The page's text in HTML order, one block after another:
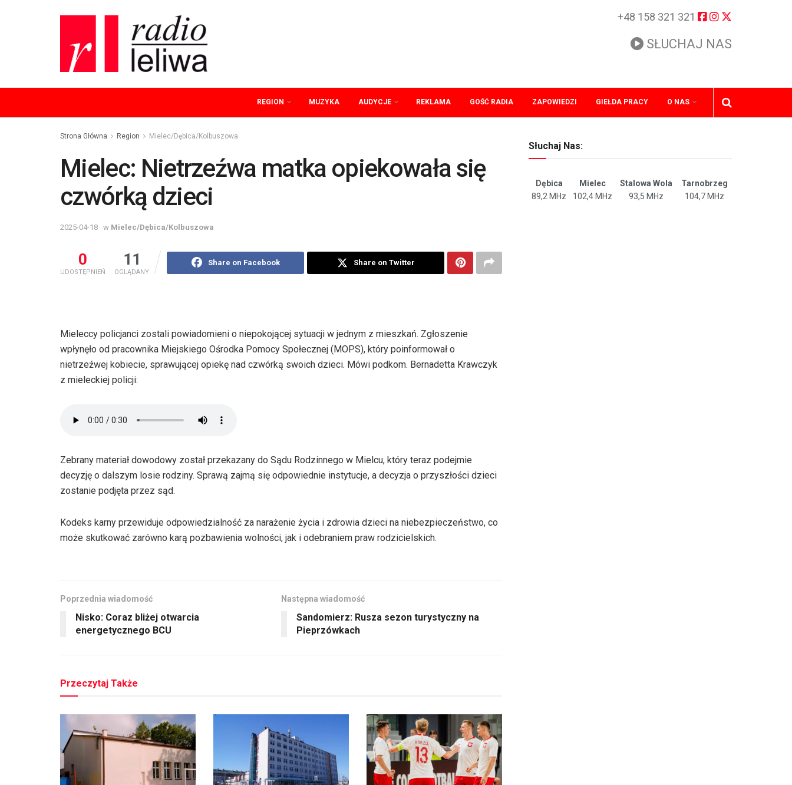
+48 158 321 321
SŁUCHAJ NAS
REGION MUZYKA AUDYCJE REKLAMA GOŚĆ RADIA ZAPOWIEDZI GIEŁDA PRACY O NAS
Strona Główna Region Mielec/Dębica/Kolbuszowa
Mielec: Nietrzeźwa matka opiekowała się
czwórką dzieci
2025-04-18 w Mielec/Dębica/Kolbuszowa
0
UDOSTĘPNIEŃ
11
OGLĄDANY
Share on Facebook Share on Twitter
Mieleccy policjanci zostali powiadomieni o niepokojącej sytuacji w jednym z mieszkań. Zgłoszenie
wpłynęło od pracownika Miejskiego Ośrodka Pomocy Społecznej (MOPS), który poinformował o
nietrzeźwej kobiecie, sprawującej opiekę nad czwórką swoich dzieci. Mówi podkom. Bernadetta Krawczyk
z mieleckiej policji:
Zebrany materiał dowodowy został przekazany do Sądu Rodzinnego w Mielcu, który teraz podejmie
decyzję o dalszym losie rodziny. Sprawą zajmą się odpowiednie instytucje, a decyzja o przyszłości dzieci
zostanie podjęta przez sąd.
Kodeks karny przewiduje odpowiedzialność za narażenie życia i zdrowia dzieci na niebezpieczeństwo, co
może skutkować zarówno karą pozbawienia wolności, jak i odebraniem praw rodzicielskich.
Poprzednia wiadomość
Nisko: Coraz bliżej otwarcia
energetycznego BCU
Następna wiadomość
Sandomierz: Rusza sezon turystyczny na
Pieprzówkach
Przeczytaj Także
Słuchaj Nas:
Dębica Mielec Stalowa Wola
Tarnobrzeg
89,2 MHz
102,4 MHz 93,5 MHz 104,7 MHz